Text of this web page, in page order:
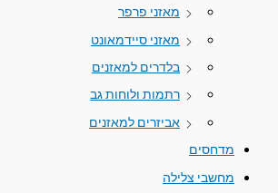
מאזני פרפר
מאזני סיידמאונט
בלדרים למאזנים
רתמות ולוחות גב
אביזרים למאזנים
מדחסים
מחשבי צלילה